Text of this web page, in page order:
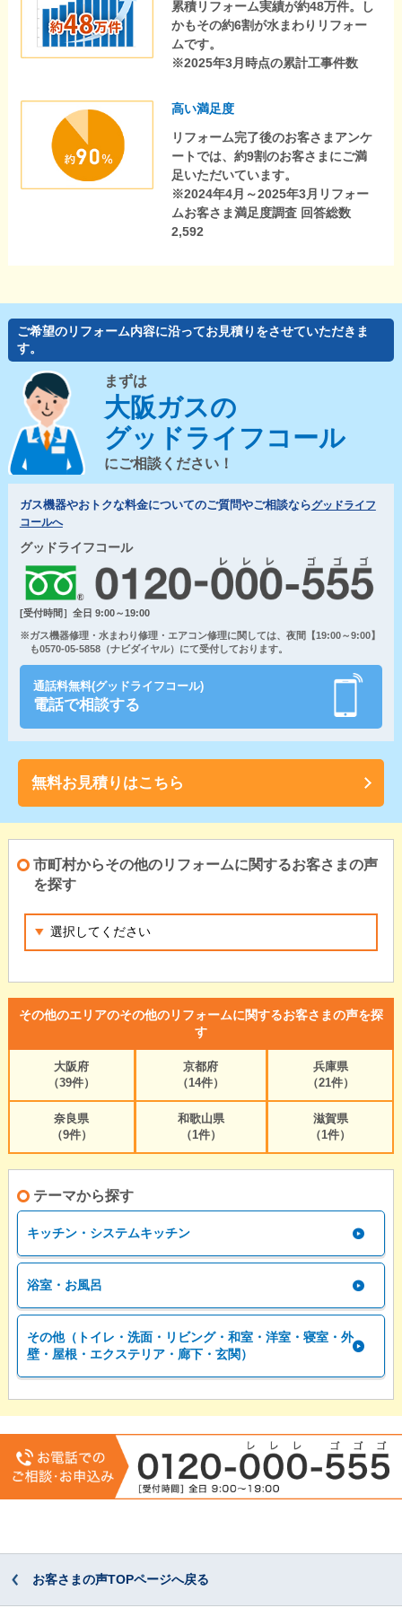
累積リフォーム実績が約48万件。し
かもその約6割が水まわりリフォー
ムです。
※2025年3月時点の累計工事件数
高い満足度
リフォーム完了後のお客さまアンケ
ートでは、約9割のお客さまにご満
足いただいています。
※2024年4月～2025年3月リフォー
ムお客さま満足度調査 回答総数
2,592
ご希望のリフォーム内容に沿ってお見積りをさせていただきま
す。
まずは
大阪ガスの
グッドライフコール
にご相談ください！
ガス機器やおトクな料金についてのご質問やご相談ならグッドライフ
コールへ
グッドライフコール
[受付時間］全日 9:00～19:00
※ガス機器修理・水まわり修理・エアコン修理に関しては、夜間【19:00～9:00】
も0570-05-5858（ナビダイヤル）にて受付しております。
通話料無料(グッドライフコール)
電話で相談する
無料お見積りはこちら
市町村からその他のリフォームに関するお客さまの声
を探す
その他のエリアのその他のリフォームに関するお客さまの声を探
す
大阪府
（39件）
京都府
（14件）
兵庫県
（21件）
奈良県
（9件）
和歌山県
（1件）
滋賀県
（1件）
テーマから探す
キッチン・システムキッチン
浴室・お風呂
その他（トイレ・洗面・リビング・和室・洋室・寝室・外
壁・屋根・エクステリア・廊下・玄関）
お客さまの声TOPページへ戻る